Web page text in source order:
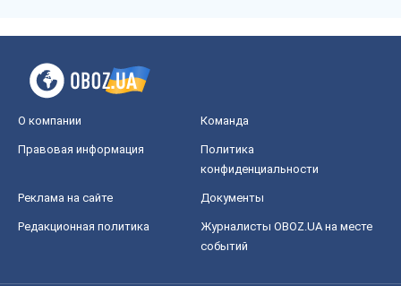
О компании Команда
Правовая информация
Политика
конфиденциальности
Реклама на сайте Документы
Редакционная политика
Журналисты OBOZ.UA на месте
событий